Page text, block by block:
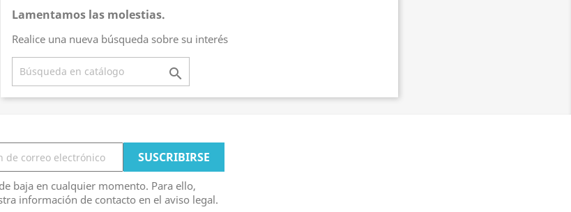
Lamentamos las molestias.
Realice una nueva búsqueda sobre su interés

baja en cualquier momento. Para ello,
información de contacto en el aviso legal.